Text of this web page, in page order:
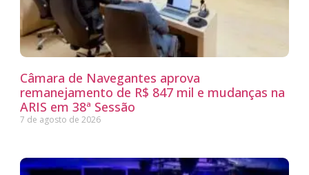
Câmara de Navegantes aprova
remanejamento de R$ 847 mil e mudanças na
ARIS em 38ª Sessão
7 de agosto de 2026